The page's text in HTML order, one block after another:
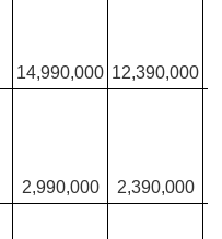
14,990,000 12,390,000
2,990,000 2,390,000